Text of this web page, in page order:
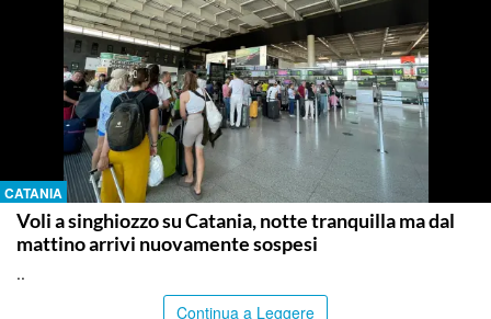
CATANIA
Voli a singhiozzo su Catania, notte tranquilla ma dal
mattino arrivi nuovamente sospesi
..
Continua a Leggere